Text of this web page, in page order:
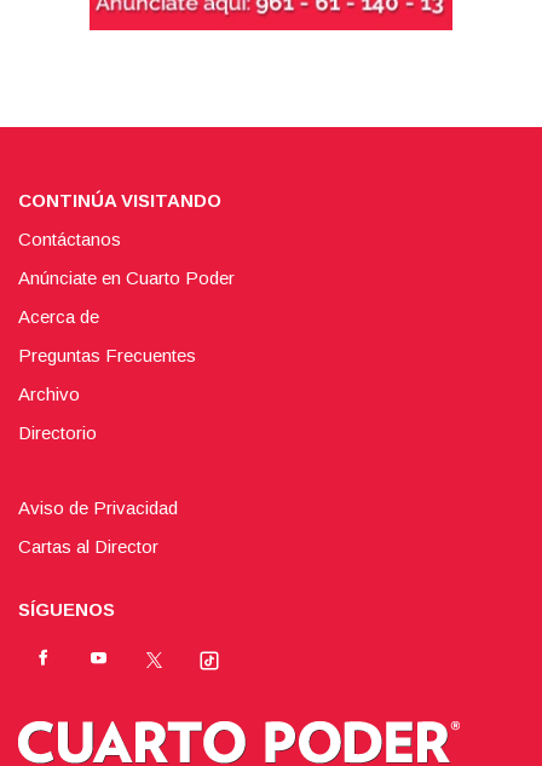
CONTINÚA VISITANDO
Contáctanos
Anúnciate en Cuarto Poder
Acerca de
Preguntas Frecuentes
Archivo
Directorio
Aviso de Privacidad
Cartas al Director
SÍGUENOS